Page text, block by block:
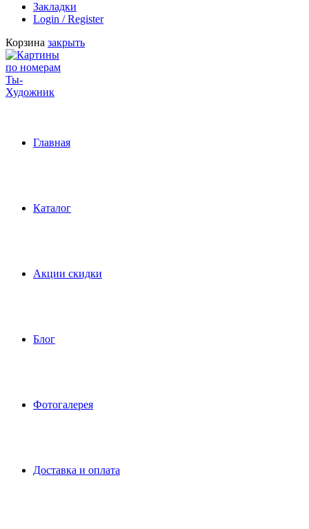
Закладки
Login / Register
Корзина закрыть
Главная
Каталог
Акции скидки
Блог
Фотогалерея
Доставка и оплата